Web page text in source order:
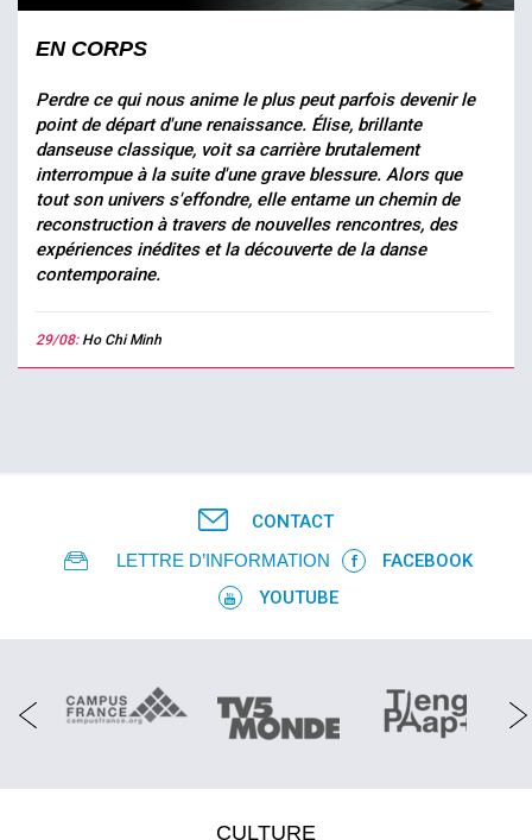
EN CORPS
Perdre ce qui nous anime le plus peut parfois devenir le
point de départ d'une renaissance. Élise, brillante
danseuse classique, voit sa carrière brutalement
interrompue à la suite d'une grave blessure. Alors que
tout son univers s'effondre, elle entame un chemin de
reconstruction à travers de nouvelles rencontres, des
expériences inédites et la découverte de la danse
contemporaine.
29/08: Ho Chi Minh
CONTACT
LETTRE D’INFORMATION
FACEBOOK
YOUTUBE
CULTURE